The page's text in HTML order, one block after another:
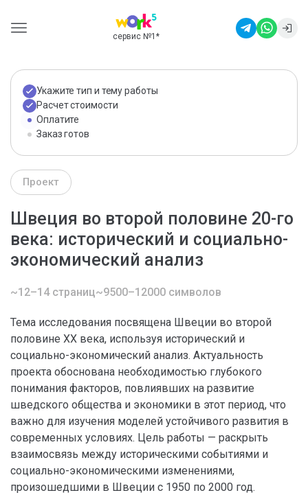
сервис №1 *
Укажите тип и тему работы
Расчет стоимости
Оплатите
Заказ готов
Проект
Швеция во второй половине 20-го
века: исторический и социально-
экономический анализ
~12–14 страниц~9500–12000 символов
Тема исследования посвящена Швеции во второй
половине XX века, используя исторический и
социально-экономический анализ. Актуальность
проекта обоснована необходимостью глубокого
понимания факторов, повлиявших на развитие
шведского общества и экономики в этот период, что
важно для изучения моделей устойчивого развития в
современных условиях. Цель работы — раскрыть
взаимосвязь между историческими событиями и
социально-экономическими изменениями,
произошедшими в Швеции с 1950 по 2000 год.